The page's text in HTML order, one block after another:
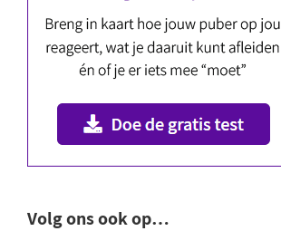
Volg ons ook op…